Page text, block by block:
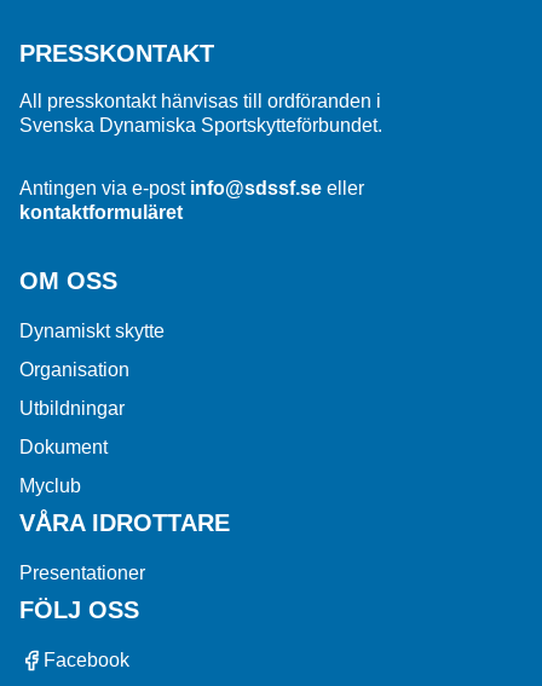
PRESSKONTAKT
All presskontakt hänvisas till ordföranden i
Svenska Dynamiska Sportskytteförbundet.
Antingen via e-post info@sdssf.se eller
kontaktformuläret
OM OSS
Dynamiskt skytte
Organisation
Utbildningar
Dokument
Myclub
VÅRA IDROTTARE
Presentationer
FÖLJ OSS
Facebook